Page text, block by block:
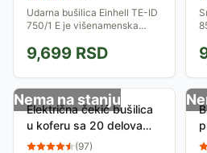
Udarna bušilica Einhell TE-ID
750/1 E je višenamenska
u kući, radionici, garaži i sl.
Moguća je elektronska
regulacija...
9,699 RSD
Nema na stanju
Električna čekić bušilica
u koferu sa 20 delova
pribora Black&Decker
(97)